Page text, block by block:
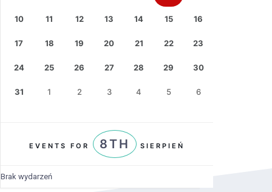
10 11 12 13 14 15 16
17 18 19 20 21 22 23
24 25 26 27 28 29 30
31 1 2 3 4 5 6
EVENTS FOR 8TH SIERPIEŃ
Brak wydarzeń